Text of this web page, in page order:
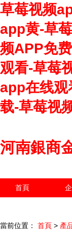
草莓视频
app黄-草
频APP免
观看-草莓
app在线观
载-草莓视
河南銀商
首頁
當前位置： 首頁 > 產